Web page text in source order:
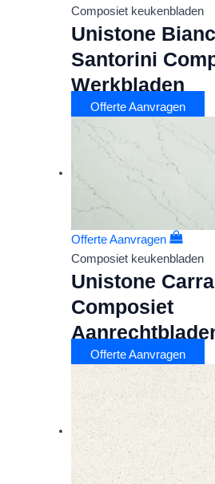
Composiet keukenbladen
Unistone
Santorini
Werkbladen
Offerte Aanvragen
Offerte Aanvragen
Composiet keukenbladen
Unistone
Composiet
Offerte Aanvragen